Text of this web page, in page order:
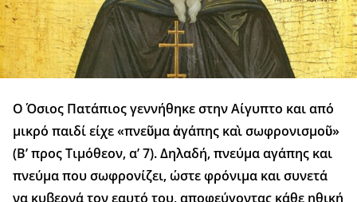
Ο Όσιος Πατάπιος γεννήθηκε στην Αίγυπτο και από
μικρό παιδί είχε «πνεῦμα ἀγάπης καὶ σωφρονισμοῦ»
(Β’ προς Τιμόθεον, α’ 7). Δηλαδή, πνεύμα αγάπης και
πνεύμα που σωφρονίζει, ώστε φρόνιμα και συνετά
να κυβερνά τον εαυτό του, αποφεύγοντας κάθε ηθική